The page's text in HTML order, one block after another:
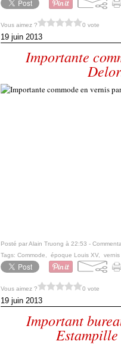
Vous aimez ? 0 vote
19 juin 2013
Importante
Posté par Alain Truong à 22:53 -
Tags: Commode époque Louis XV, vernis
Vous aimez ? 0 vote
19 juin 2013
Important